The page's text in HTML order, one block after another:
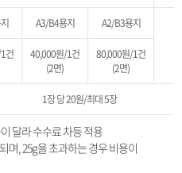
A3/B4용지
A2/B3용지
건
40,000원/1건
(2면)
80,000원/1건
(2면)
1장 당 20원/최대 5장
달라 수수료 차등 적용
며, 25g을 초과하는 경우 비용이